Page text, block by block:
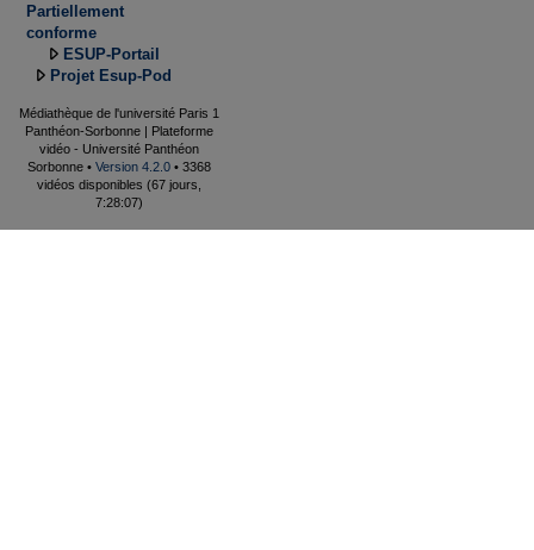
Partiellement
conforme
ESUP-Portail
Projet Esup-Pod
Médiathèque de l'université Paris 1
Panthéon-Sorbonne | Plateforme
vidéo - Université Panthéon
Sorbonne • Version 4.2.0 • 3368
vidéos disponibles (67 jours,
7:28:07)